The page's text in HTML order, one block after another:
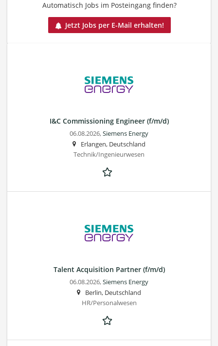
Automatisch Jobs im Posteingang finden?
Jetzt Jobs per E-Mail erhalten!
I&C Commissioning Engineer (f/m/d)
06.08.2026,Siemens Energy
Erlangen, Deutschland
Technik/Ingenieurwesen
Talent Acquisition Partner (f/m/d)
06.08.2026,Siemens Energy
Berlin, Deutschland
HR/Personalwesen